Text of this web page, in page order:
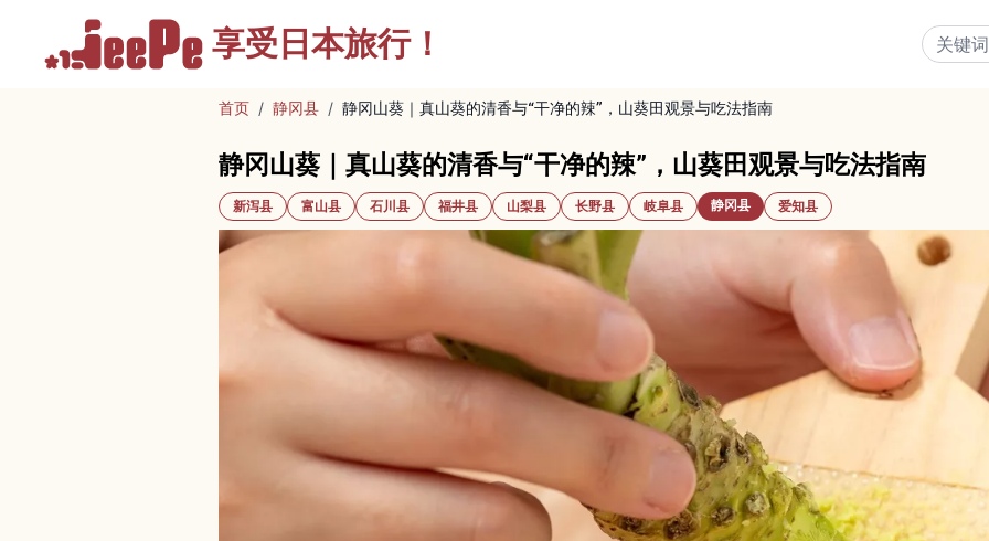
享受 日本旅行！
首页 / 静冈县 / 静冈山葵｜真山葵的清香与“干净的辣”，山葵田观景与吃法指南
静冈山葵｜真山葵的清香与“干净的辣”，山葵田观景与吃法指南
新泻县 富山县 石川县 福井县 山梨县 长野县 岐阜县 静冈县 爱知县